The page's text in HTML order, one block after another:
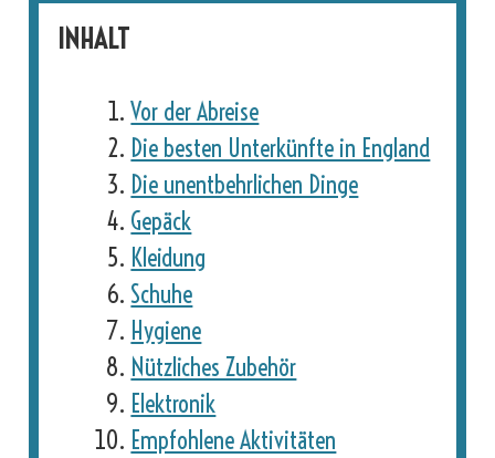
INHALT
Vor der Abreise
Die besten Unterkünfte in England
Die unentbehrlichen Dinge
Gepäck
Kleidung
Schuhe
Hygiene
Nützliches Zubehör
Elektronik
Empfohlene Aktivitäten